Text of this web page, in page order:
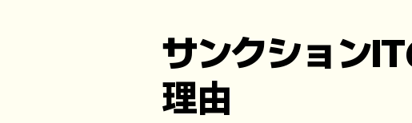
サンクションIT
理由